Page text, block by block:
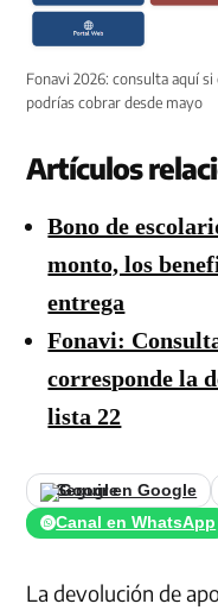
Fonavi 2026: consulta aquí
podrías cobrar desde mayo
Artículos
Bono de
monto, los
entrega
Fonavi:
corresponde la
lista 22
Seguir en Google
Canal en WhatsApp
La devolución de